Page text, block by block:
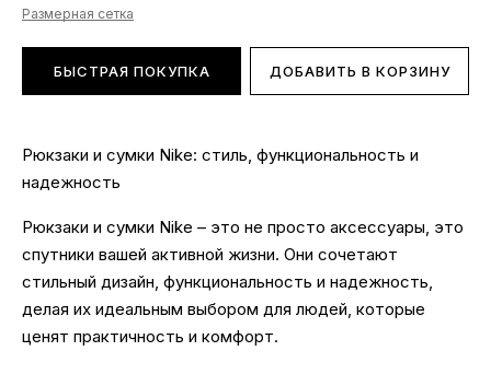
Размерная сетка
БЫСТРАЯ ПОКУПКА ДОБАВИТЬ В КОРЗИНУ
Рюкзаки и сумки Nike: стиль, функциональность и
надежность
Рюкзаки и сумки Nike – это не просто аксессуары, это
спутники вашей активной жизни. Они сочетают
стильный дизайн, функциональность и надежность,
делая их идеальным выбором для людей, которые
ценят практичность и комфорт.